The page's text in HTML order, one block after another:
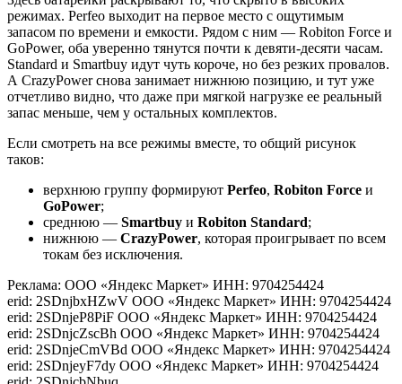
режимах. Pеrfeo выходит на первое место с ощутимым
запасом по времени и емкости. Рядом с ним — Robiton Force и
GoPower, оба уверенно тянутся почти к девяти-десяти часам.
Standard и Smartbuy идут чуть короче, но без резких провалов.
А CrazyPower снова занимает нижнюю позицию, и тут уже
отчетливо видно, что даже при мягкой нагрузке ее реальный
запас меньше, чем у остальных комплектов.
Если смотреть на все режимы вместе, то общий рисунок
таков:
верхнюю группу формируют Perfeo, Robiton Force и
GoPower;
среднюю — Smartbuy и Robiton Standard;
нижнюю — CrazyPower, которая проигрывает по всем
токам без исключения.
Реклама: ООО «Яндекс Маркет» ИНН: 9704254424
erid: 2SDnjbxHZwV ООО «Яндекс Маркет» ИНН: 9704254424
erid: 2SDnjeP8PiF ООО «Яндекс Маркет» ИНН: 9704254424
erid: 2SDnjcZscBh ООО «Яндекс Маркет» ИНН: 9704254424
erid: 2SDnjeCmVBd ООО «Яндекс Маркет» ИНН: 9704254424
erid: 2SDnjeyF7dy ООО «Яндекс Маркет» ИНН: 9704254424